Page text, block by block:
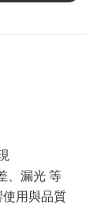
、漏光 等
用與品質